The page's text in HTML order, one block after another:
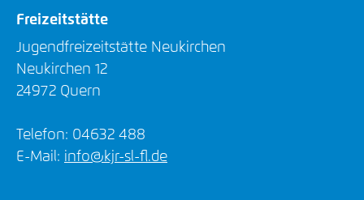
Freizeitstätte
Jugendfreizeitstätte Neukirchen
Neukirchen 12
24972 Quern
Telefon: 04632 488
E-Mail: info@kjr-sl-fl.de